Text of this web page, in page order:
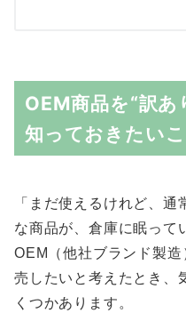
OEM商品を“訳あ
知っておきたいこ
「まだ使えるけれど、
な商品が、倉庫に眠って
OEM（他社ブランド製造
売したいと考えたとき、
くつかあります。